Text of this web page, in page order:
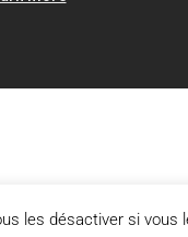
les désactiver si vous